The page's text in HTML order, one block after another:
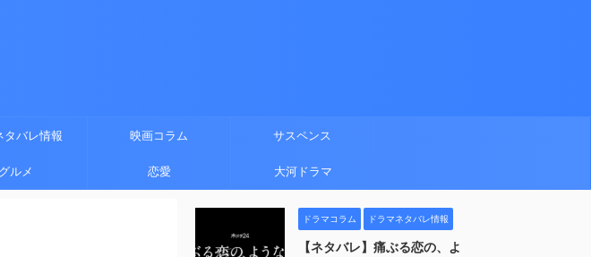
タバレ情報 映画コラム サスペンス
グルメ 恋愛 大河ドラマ
ドラマコラム ドラマネタバレ情報
【ネタバレ】痛ぶる恋の、よ